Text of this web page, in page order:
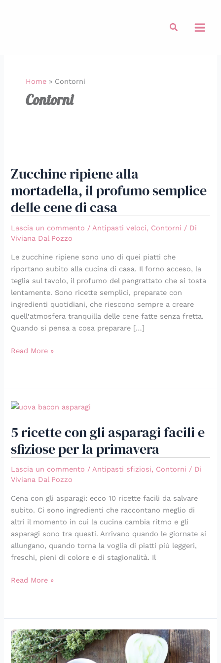
Cerca
Home» Contorni
Contorni
Zucchine ripiene alla
mortadella, il profumo semplice
delle cene di casa
Lascia un commento /Antipasti veloci, Contorni / Di
Viviana Dal Pozzo
Le zucchine ripiene sono uno di quei piatti che
riportano subito alla cucina di casa. Il forno acceso, la
teglia sul tavolo, il profumo del pangrattato che si tosta
lentamente. Sono ricette semplici, preparate con
ingredienti quotidiani, che riescono sempre a creare
quell’atmosfera tranquilla delle cene fatte senza fretta.
Quando si pensa a cosa preparare […]
alla
il
profumo
delle
cene
di
casa
Read More »
5 ricette con gli asparagi facili e
sfiziose per la primavera
Lascia un commento /Antipasti sfiziosi, Contorni / Di
Viviana Dal Pozzo
Cena con gli asparagi: ecco 10 ricette facili da salvare
subito. Ci sono ingredienti che raccontano meglio di
altri il momento in cui la cucina cambia ritmo e gli
asparagi sono tra questi. Arrivano quando le giornate si
allungano, quando torna la voglia di piatti più leggeri,
freschi, pieni di colore e di stagionalità. Il
5
con
asparagi
facili
e
per
la
primavera
Read More »
Finocchi
al
cartoccio